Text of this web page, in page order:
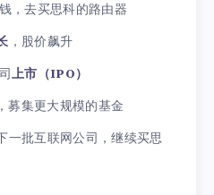
，去买思科的路由器
，股价飙升
上市（IPO）
，募集更大规模的基金
一批互联网公司，继续买思